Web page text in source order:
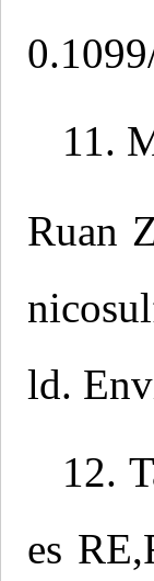
11.
Ruan
ld.
12.
es